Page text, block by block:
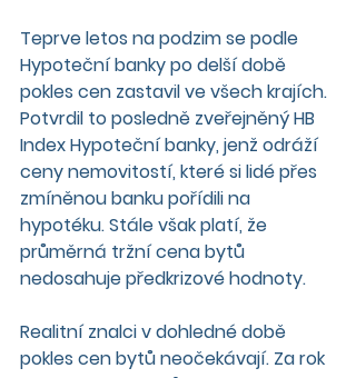
Teprve letos na podzim se podle
Hypoteční banky po delší době
pokles cen zastavil ve všech krajích.
Potvrdil to posledně zveřejněný HB
Index Hypoteční banky, jenž odráží
ceny nemovitostí, které si lidé přes
zmíněnou banku pořídili na
hypotéku. Stále však platí, že
průměrná tržní cena bytů
nedosahuje předkrizové hodnoty.
Realitní znalci v dohledné době
pokles cen bytů neočekávají. Za rok